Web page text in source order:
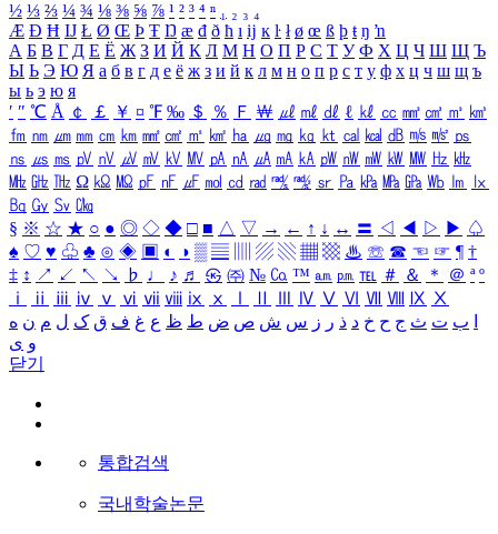
½ ⅓ ⅔ ¼ ¾ ⅛ ⅜ ⅝ ⅞ ¹ ² ³ ⁴ ⁿ ₁ ₂ ₃ ₄
Æ Ð Ħ Ĳ Ł Ø Œ Þ Ŧ Ŋ æ đ ð ħ ı ĳ ĸ ŀ ł ø œ ß þ ŧ ŋ ŉ
А Б В Г Д Е Ё Ж З И Й К Л М Н О П Р С Т У Ф Х Ц Ч Ш Щ Ъ
Ы Ь Э Ю Я а б в г д е ё ж з и й к л м н о п р с т у ф х ц ч ш щ ъ
ы ь э ю я
′ ″ ℃ Å ￠ ￡ ￥ ¤ ℉ ‰ ＄ ％ Ｆ ￦ ㎕ ㎖ ㎗ ℓ ㎘ ㏄ ㎣ ㎤ ㎥ ㎦
㎙ ㎚ ㎛ ㎜ ㎝ ㎞ ㎟ ㎠ ㎡ ㎢ ㏊ ㎍ ㎎ ㎏ ㏏ ㎈ ㎉ ㏈ ㎧ ㎨ ㎰
㎱ ㎲ ㎳ ㎴ ㎵ ㎶ ㎷ ㎸ ㎹ ㎀ ㎁ ㎂ ㎃ ㎄ ㎺ ㎻ ㎽ ㎾ ㎿ ㎐ ㎑
㎒ ㎓ ㎔ Ω ㏀ ㏁ ㎊ ㎋ ㎌ ㏖ ㏅ ㎭ ㎮ ㎯ ㏛ ㎩ ㎪ ㎫ ㎬ ㏝ ㏐
㏓
㏃ ㏉ ㏜ ㏆
§ ※ ☆ ★ ○ ● ◎ ◇ ◆ □ ■ △ ▽ → ← ↑ ↓ ↔ 〓 ◁ ◀ ▷ ▶ ♤
♠ ♡ ♥ ♧ ♣ ⊙ ◈ ▣ ◐ ◑ ▒ ▤ ▨ ▧ ▦ ▩ ♨ ☏ ☎ ☜ ☞ ¶ †
‡ ↕ ↗ ↙ ↖ ↘ ♭ ♩ ♪ ♬ ㉿ ㈜ № ㏇ ™ ㏂ ㏘ ℡ ＃ ＆ ＊ ＠ ª º
ⅰ
ⅱ ⅲ ⅳ ⅴ ⅵ ⅶ ⅷ ⅸ ⅹ Ⅳ Ⅴ Ⅵ Ⅶ Ⅷ Ⅸ Ⅹ
ب ت ث ج ح خ د ذ ر ز س ش ص ض ط ظ ع غ ف ق ک ل م ن ه
و ی
닫기
통합검색
국내학술논문